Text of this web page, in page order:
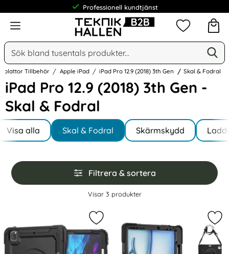
Professionell kundtjänst
Meny
Sök
Sök på Narse Group AB
Mina
Tillbehör Apple iPad iPad Pro 12.9 (2018) 3th Gen Skal & Fodral
iPad Pro 12.9 (2018) 3th Gen -
Skal & Fodral
Hoppa
till
produkter
Underkategorier
Visa alla
I iPad Pro 12.9 (2018) 3th Gen
Skal & Fodral Skärmskydd
Hoppa
över
filtersektionen
Filtrera & sortera
Filtrera & sortera
Visar 3 produkter
Markera iPad Pro 12.9 Skal 360°